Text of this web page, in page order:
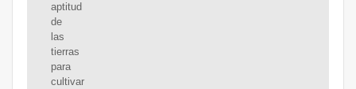
aptitud
de
las
tierras
para
cultivar